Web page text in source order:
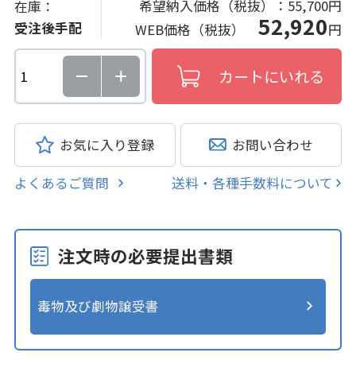
在庫：
受注後手配
希望納入価格（税抜）： 55,700円
WEB価格（税抜）52,920円
お気に入り登録 お問い合わせ
よくあるご質問 送料・各種手数料について
注文時の必要提出書類
毒物及び劇物譲受書